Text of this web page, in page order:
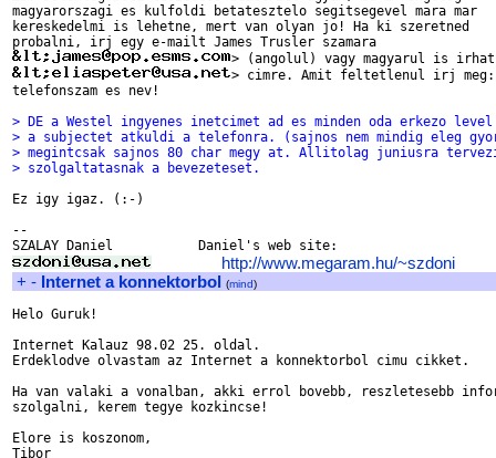
magyarorszagi es kulfoldi betatesztelo segitsegevel mara mar
kereskedelmi is lehetne, mert van olyan jo! Ha ki szeretned
> cimre. Amit feltetlenul irj
telefonszam es nev!
> DE a Westel ingyenes inetcimet ad es minden oda erkezo
> a subjectet atkuldi a telefonra. (sajnos nem mindig eleg
> megintcsak sajnos 80 char megy at. Allitolag juniusra
> szolgaltatasnak a bevezeteset.
Ez igy igaz. (:-)
--
http://www.megaram.hu/~szdoni
+ - Internet a konnektorbol (mind)
Helo Guruk!
Internet Kalauz 98.02 25. oldal.
Erdeklodve olvastam az Internet a konnektorbol cimu cikket.
Ha van valaki a vonalban, akki errol bovebb, reszletesebb
szolgalni, kerem tegye kozkincse!
Elore is koszonom,